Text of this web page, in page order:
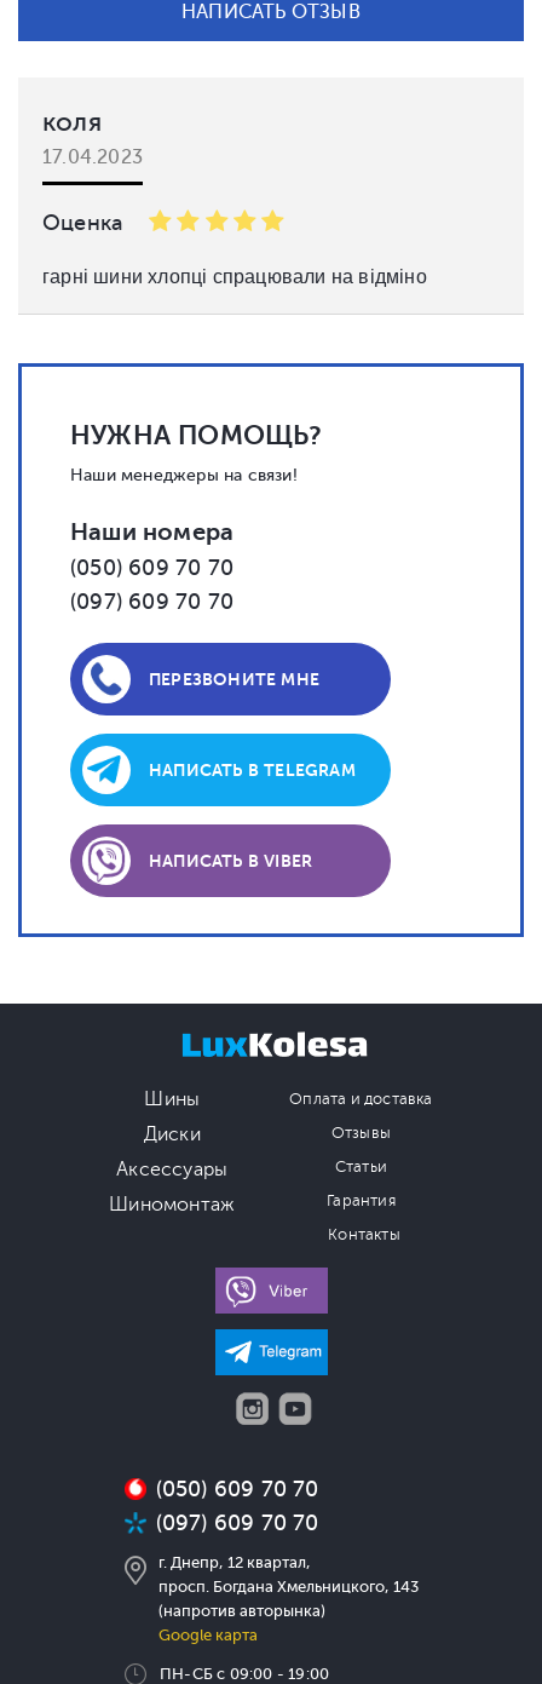
НАПИСАТЬ ОТЗЫВ
коля
17.04.2023
Оценка
гарні шини хлопці спрацювали на відміно
НУЖНА ПОМОЩЬ?
Наши менеджеры на связи!
Наши номера
(050) 609 70 70
(097) 609 70 70
ПЕРЕЗВОНИТЕ МНЕ
НАПИСАТЬ В TELEGRAM
НАПИСАТЬ В VIBER
Шины
Диски
Аксессуары
Шиномонтаж
Оплата и доставка
Отзывы
Статьи
Гарантия
Контакты
(050) 609 70 70
(097) 609 70 70
г. Днепр, 12 квартал,
просп. Богдана Хмельницкого, 143
(напротив авторынка)
Google карта
ПН-СБ с 09:00 - 19:00